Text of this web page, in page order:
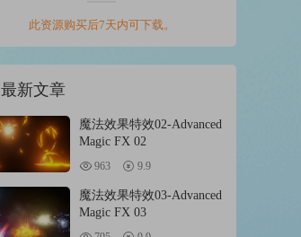
此资源购买后7天内可下载。
最新文章
魔法效果特效02-Advanced
Magic FX 02
963 9.9
魔法效果特效03-Advanced
Magic FX 03